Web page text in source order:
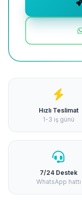
Hızlı Teslimat
1-3 iş günü
7/24 Destek
WhatsApp hattı